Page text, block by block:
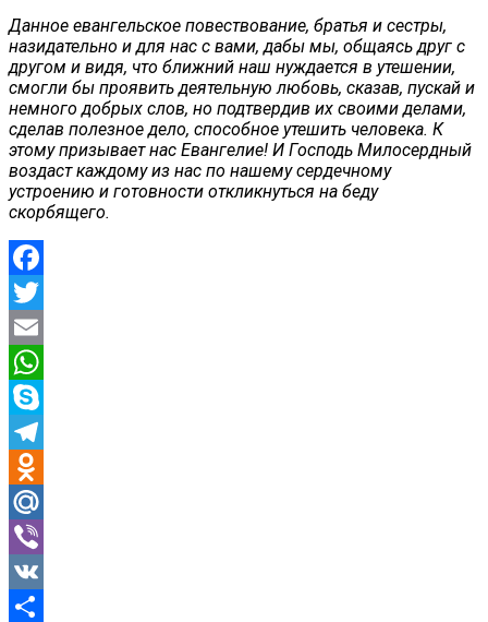
Данное евангельское повествование, братья и сестры,
назидательно и для нас с вами, дабы мы, общаясь друг с
другом и видя, что ближний наш нуждается в утешении,
смогли бы проявить деятельную любовь, сказав, пускай и
немного добрых слов, но подтвердив их своими делами,
сделав полезное дело, способное утешить человека. К
этому призывает нас Евангелие! И Господь Милосердный
воздаст каждому из нас по нашему сердечному
устроению и готовности откликнуться на беду
скорбящего.
Facebook
Twitter
Email
WhatsApp
Skype
Telegram
Odnoklassniki
Mail.Ru
Viber
VK